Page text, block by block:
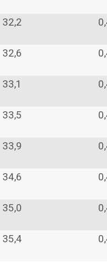
32,2
32,6
33,1
33,5
33,9
34,6
35,0
35,4